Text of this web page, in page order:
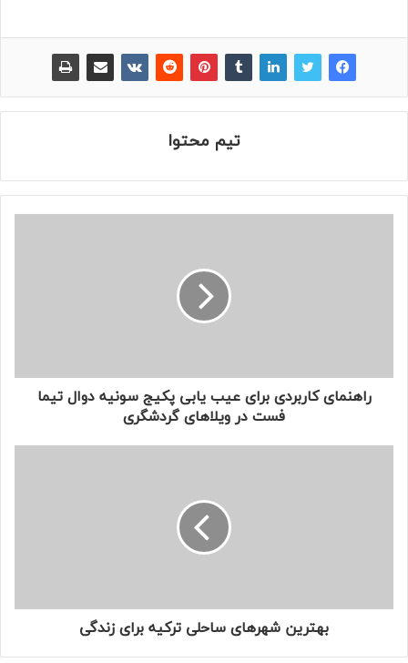
تیم محتوا
راهنمای کاربردی برای عیب‌ یابی پکیج سونیه دوال تیما
فست در ویلاهای گردشگری
بهترین شهرهای ساحلی ترکیه برای زندگی